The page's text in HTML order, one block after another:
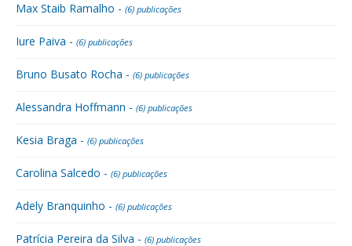
Max Staib Ramalho - (6) publicações
Iure Paiva - (6) publicações
Bruno Busato Rocha - (6) publicações
Alessandra Hoffmann - (6) publicações
Kesia Braga - (6) publicações
Carolina Salcedo - (6) publicações
Adely Branquinho - (6) publicações
Patrícia Pereira da Silva - (6) publicações